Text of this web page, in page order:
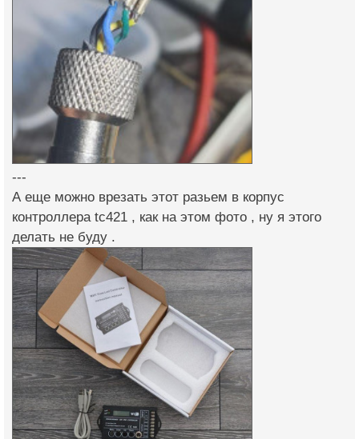
---
А еще можно врезать этот разьем в корпус
контроллера tc421 , как на этом фото , ну я этого
делать не буду .